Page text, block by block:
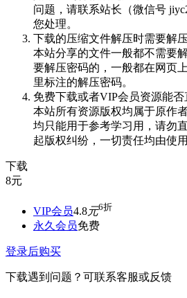
问题，请联系站长（微信号
您处理。
下载的压缩文件解压时需要解
本站分享的文件一般都不需要
要解压密码的，一般都在网页
里标注的解压密码。
免费下载或者VIP会员资源能否
本站所有资源版权均属于原作
均只能用于参考学习用，请勿
起版权纠纷，一切责任均由使用
下载
8元
VIP会员4.8元6折
永久会员免费
登录后购买
下载遇到问题？可联系客服或反馈